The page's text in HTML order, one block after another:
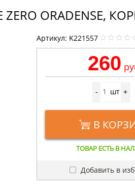
ORADENSE,
Артикул: K221557
260
- шт +
В
ТОВАР ЕСТЬ В
Добавить в